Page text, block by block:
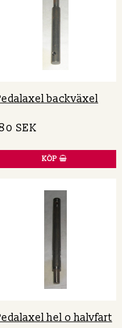
backväxel
SEK
KÖP
hel o halvfart